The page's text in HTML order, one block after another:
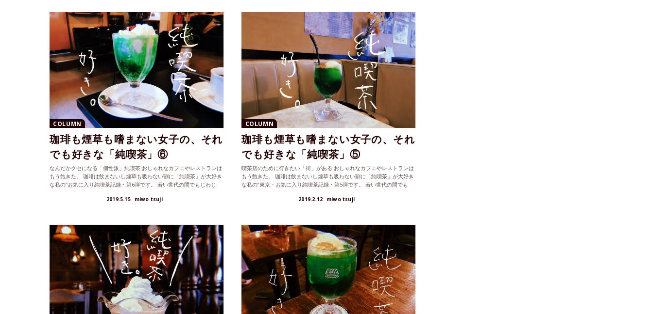
COLUMN
珈琲も煙草も嗜まない女子の、それ
でも好きな「純喫茶」⑥
なんだかクセになる「個性派」純喫茶 おしゃれなカフェやレストランは
もう飽きた。 珈琲は飲まないし煙草も吸わない割に「純喫茶」が大好き
な私の”お気に入り純喫茶記録・第6弾です。 若い世代の間でもじわじ
2019.5.15 miwo tsuji
COLUMN
珈琲も煙草も嗜まない女子の、それ
でも好きな「純喫茶」⑤
喫茶店のために行きたい「街」がある おしゃれなカフェやレストランは
もう飽きた。 珈琲は飲まないし煙草も吸わない割に「純喫茶」が大好き
な私の”東京・お気に入り純喫茶記録・第5弾です。 若い世代の間でも
2019.2.12 miwo tsuji